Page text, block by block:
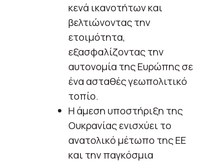
κενά ικανοτήτων και
βελτιώνοντας την
ετοιμότητα,
εξασφαλίζοντας την
αυτονομία της Ευρώπης σε
ένα ασταθές γεωπολιτικό
τοπίο.
Η άμεση υποστήριξη της
Ουκρανίας ενισχύει το
ανατολικό μέτωπο της ΕΕ
και την παγκόσμια